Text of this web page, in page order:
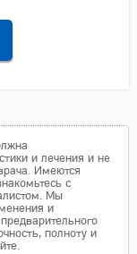
и лечения и не
Имеются
с
Мы
и
полноту и